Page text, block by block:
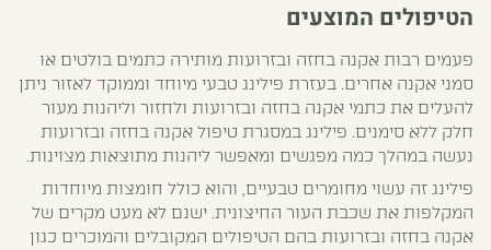
הטיפולים המוצעים
פעמים רבות אקנה בחזה ובזרועות מותירה כתמים בולטים או
סמני אקנה אחרים. בעזרת פילינג טבעי מיוחד וממוקד לאזור ניתן
להעלים את כתמי אקנה בחזה ובזרועות ולחזור וליהנות מעור
חלק ללא סימנים. פילינג במסגרת טיפול אקנה בחזה ובזרועות
נעשה במהלך כמה מפגשים ומאפשר ליהנות מתוצאות מצוינות.
פילינג זה עשוי מחומרים טבעיים, והוא כולל חומצות מיוחדות
המקלפות את שכבת העור החיצונית. ישנם לא מעט מקרים של
אקנה בחזה ובזרועות בהם הטיפולים המקובלים והמוכרים כגון